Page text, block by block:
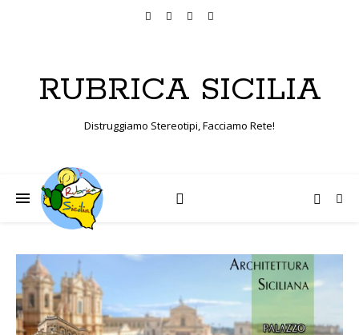
RUBRICA SICILIA
Distruggiamo Stereotipi, Facciamo Rete!